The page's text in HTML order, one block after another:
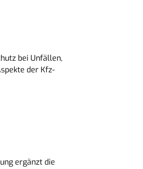
bei Unfällen,
der Kfz-
ergänzt die